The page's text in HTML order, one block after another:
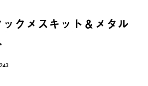
クメスキット＆メタル